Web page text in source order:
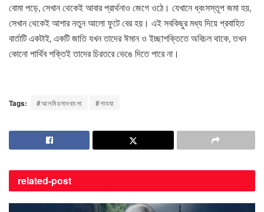
বোমা পড়ে, সেখান থেকেই আবার প্রার্থনাও জেগে ওঠে। যেখানে ধ্বংসস্তূপ জমা হয়,
সেখান থেকেই আশার নতুন আলো ফুটে বের হয়। এই সবকিছুর মধ্য দিয়ে প্রবাহিত
বার্তাটি একটাই, একটি জাতি যখন তাদের ঈমান ও ইচ্ছাশক্তিতে অবিচল থাকে, তখন
কোনো পার্থিব শক্তিই তাদের চিরতরে ভেঙে দিতে পারে না।
Tags: #আলমিরসাদবাংলা #গাযযা
related-post